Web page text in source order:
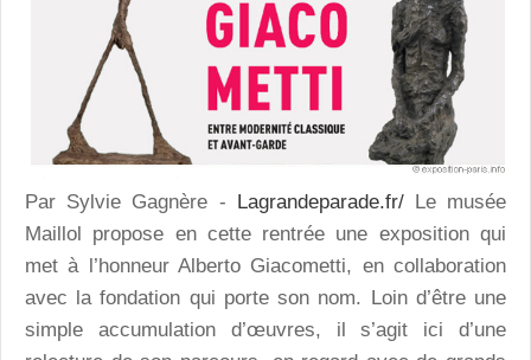
Par Sylvie Gagnère - Lagrandeparade.fr/Le musée
Maillol propose en cette rentrée une exposition qui
met à l’honneur Alberto Giacometti, en collaboration
avec la fondation qui porte son nom. Loin d’être une
simple accumulation d’œuvres, il s’agit ici d’une